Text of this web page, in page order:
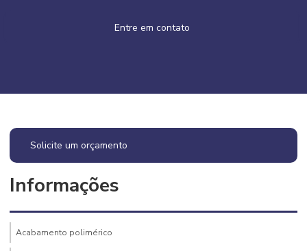
Entre em contato
Solicite um orçamento
Informações
Acabamento polimérico